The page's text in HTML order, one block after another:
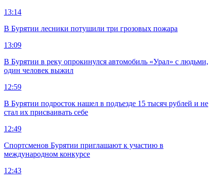
13:14
В Бурятии лесники потушили три грозовых пожара
13:09
В Бурятии в реку опрокинулся автомобиль «Урал» с людьми,
один человек выжил
12:59
В Бурятии подросток нашел в подъезде 15 тысяч рублей и не
стал их присваивать себе
12:49
Спортсменов Бурятии приглашают к участию в
международном конкурсе
12:43